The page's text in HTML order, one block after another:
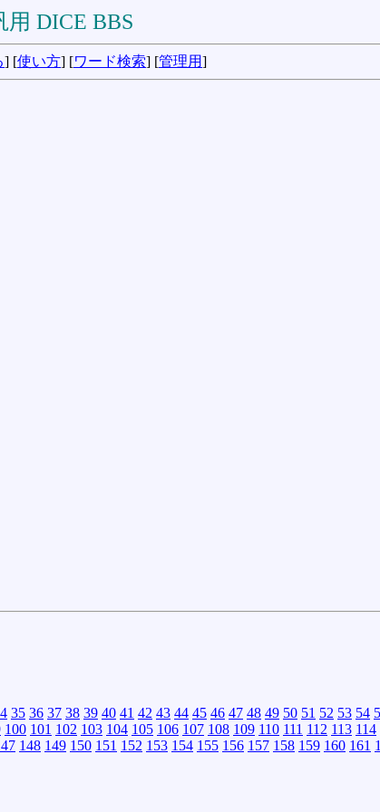
用 DICE BBS
] [使い方] [ワード検索] [管理用]
35 36 37 38 39 40 41 42 43 44 45 46 47 48 49 50 51 52 53 54
100 101 102 103 104 105 106 107 108 109 110 111 112 113 114
148 149 150 151 152 153 154 155 156 157 158 159 160 161